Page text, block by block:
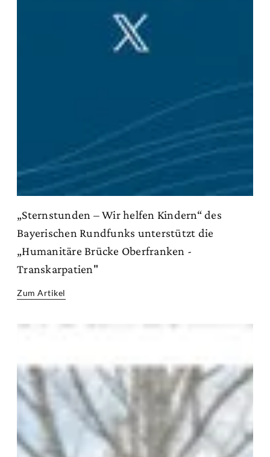
„Sternstunden – Wir helfen Kindern“ des
Bayerischen Rundfunks unterstützt die
„Humanitäre Brücke Oberfranken -
Transkarpatien"
Zum Artikel